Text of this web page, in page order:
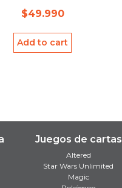
$49.990
Add to cart
Juegos de cartas
Altered
Star Wars Unlimited
Magic